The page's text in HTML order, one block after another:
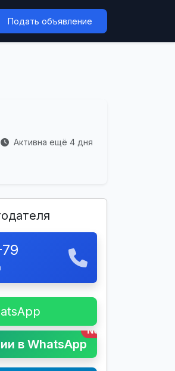
Подать объявление
Активна ещё 4 дня
в WhatsApp
New